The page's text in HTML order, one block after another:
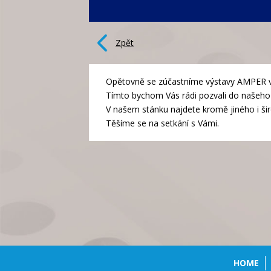
Zpět
Opětovně se zúčastníme výstavy AMPER
Tímto bychom Vás rádi pozvali do
V našem stánku najdete kromě jiného i
Těšíme se na setkání s Vámi.
HOME